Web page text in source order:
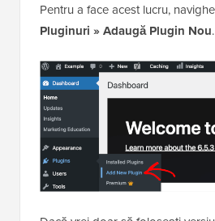
Pentru a face acest lucru,
Pluginuri »Adaugă Plugin Nou.